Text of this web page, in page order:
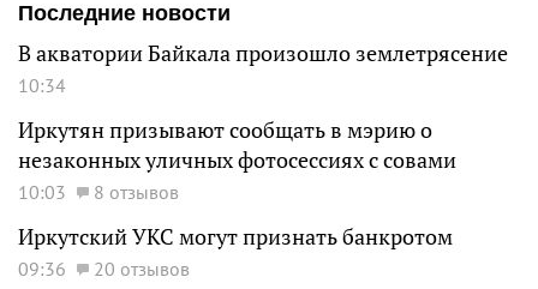
Последние новости
В акватории Байкала произошло землетрясение
10:34
Иркутян призывают сообщать в мэрию о
незаконных уличных фотосессиях с совами
10:03 8 отзывов
Иркутский УКС могут признать банкротом
09:36 20 отзывов